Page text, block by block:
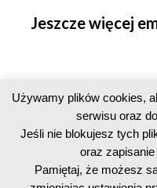
Jeszcze więcej
Używamy plików cookies,
serwisu oraz
Jeśli nie blokujesz tych
oraz
Pamiętaj, że możesz